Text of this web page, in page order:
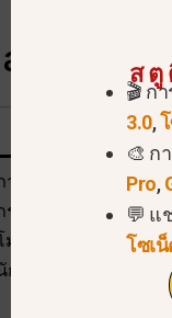
เหมาะที่สุดสำหรับ
ารทดสอบข้อความ
ระตุ้น พฤติกรรมของ
มเดล การทดลองของ
กพัฒนา
ส
🎬 ก
3.0,
🎨 ก
Pro,
💬 แ
โซเ